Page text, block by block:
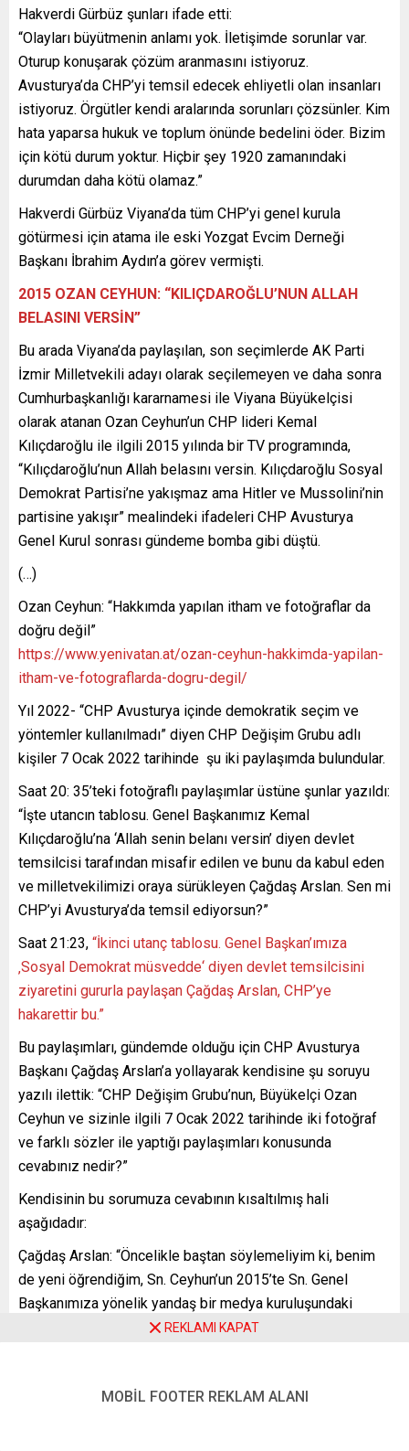
Hakverdi Gürbüz şunları ifade etti:
“Olayları büyütmenin anlamı yok. İletişimde sorunlar var.
Oturup konuşarak çözüm aranmasını istiyoruz.
Avusturya’da CHP’yi temsil edecek ehliyetli olan insanları
istiyoruz. Örgütler kendi aralarında sorunları çözsünler. Kim
hata yaparsa hukuk ve toplum önünde bedelini öder. Bizim
için kötü durum yoktur. Hiçbir şey 1920 zamanındaki
durumdan daha kötü olamaz.”
Hakverdi Gürbüz Viyana’da tüm CHP’yi genel kurula
götürmesi için atama ile eski Yozgat Evcim Derneği
Başkanı İbrahim Aydın’a görev vermişti.
2015 OZAN CEYHUN: “KILIÇDAROĞLU’NUN ALLAH
BELASINI VERSİN”
Bu arada Viyana’da paylaşılan, son seçimlerde AK Parti
İzmir Milletvekili adayı olarak seçilemeyen ve daha sonra
Cumhurbaşkanlığı kararnamesi ile Viyana Büyükelçisi
olarak atanan Ozan Ceyhun’un CHP lideri Kemal
Kılıçdaroğlu ile ilgili 2015 yılında bir TV programında,
“Kılıçdaroğlu’nun Allah belasını versin. Kılıçdaroğlu Sosyal
Demokrat Partisi’ne yakışmaz ama Hitler ve Mussolini’nin
partisine yakışır” mealindeki ifadeleri CHP Avusturya
Genel Kurul sonrası gündeme bomba gibi düştü.
(…)
Ozan Ceyhun: “Hakkımda yapılan itham ve fotoğraflar da
doğru değil”
https://www.yenivatan.at/ozan-ceyhun-hakkimda-yapilan-
itham-ve-fotograflarda-dogru-degil/
Yıl 2022- “CHP Avusturya içinde demokratik seçim ve
yöntemler kullanılmadı” diyen CHP Değişim Grubu adlı
kişiler 7 Ocak 2022 tarihinde şu iki paylaşımda bulundular.
Saat 20: 35’teki fotoğraflı paylaşımlar üstüne şunlar yazıldı:
“İşte utancın tablosu. Genel Başkanımız Kemal
Kılıçdaroğlu’na ‘Allah senin belanı versin’ diyen devlet
temsilcisi tarafından misafir edilen ve bunu da kabul eden
ve milletvekilimizi oraya sürükleyen Çağdaş Arslan. Sen mi
CHP’yi Avusturya’da temsil ediyorsun?”
Saat 21:23, “İkinci utanç tablosu. Genel Başkan’ımıza
‚Sosyal Demokrat müsvedde‘ diyen devlet temsilcisini
ziyaretini gururla paylaşan Çağdaş Arslan, CHP’ye
hakarettir bu.”
Bu paylaşımları, gündemde olduğu için CHP Avusturya
Başkanı Çağdaş Arslan’a yollayarak kendisine şu soruyu
yazılı ilettik: “CHP Değişim Grubu’nun, Büyükelçi Ozan
Ceyhun ve sizinle ilgili 7 Ocak 2022 tarihinde iki fotoğraf
ve farklı sözler ile yaptığı paylaşımları konusunda
cevabınız nedir?”
Kendisinin bu sorumuza cevabının kısaltılmış hali
aşağıdadır:
Çağdaş Arslan: “Öncelikle baştan söylemeliyim ki, benim
de yeni öğrendiğim, Sn. Ceyhun’un 2015’te Sn. Genel
Başkanımıza yönelik yandaş bir medya kuruluşundaki
ifadeleri çirkindir ve kabul edilemez. Ancak aynı çirkinlikte
birlikte kendisini özellikle ziyaret ettiğimiz gibi, temelinde
REKLAMI KAPAT
MOBİL FOOTER REKLAM ALANI